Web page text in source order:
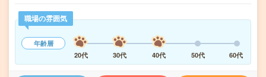
職場の雰囲気
年齢層
20代
30代 40代 50代 60代